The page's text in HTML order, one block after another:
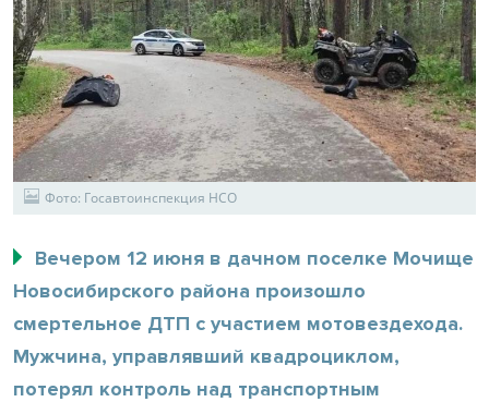
Фото: Госавтоинспекция НСО
Вечером 12 июня в дачном поселке Мочище
Новосибирского района произошло
смертельное ДТП с участием мотовездехода.
Мужчина, управлявший квадроциклом,
потерял контроль над транспортным